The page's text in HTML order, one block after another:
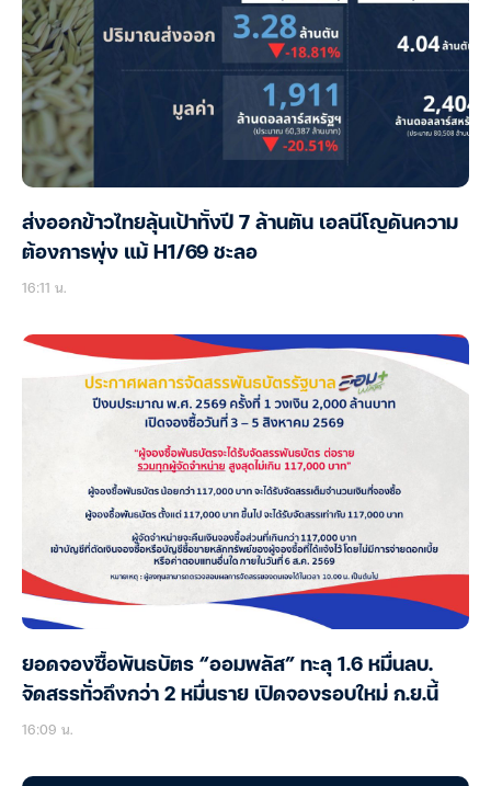
ส่งออกข้าวไทยลุ้นเป้าทั้งปี 7 ล้านตัน เอลนีโญดันความ
ต้องการพุ่ง แม้ H1/69 ชะลอ
16:11 น.
ยอดจองซื้อพันธบัตร “ออมพลัส” ทะลุ 1.6 หมื่นลบ.
จัดสรรทั่วถึงกว่า 2 หมื่นราย เปิดจองรอบใหม่ ก.ย.นี้
16:09 น.